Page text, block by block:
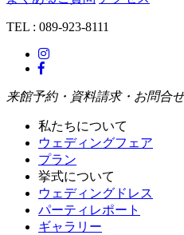
TEL : 089-923-8111
来館予約・資料請求・お問合せ
私たちについて
ウェディングフェア
プラン
挙式について
ウェディングドレス
パーティレポート
ギャラリー